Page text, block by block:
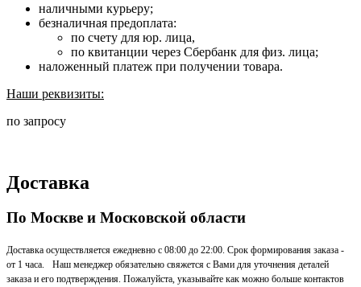
наличными курьеру;
безналичная предоплата:
по счету для юр. лица,
по квитанции через Сбербанк для физ. лица;
наложенный платеж при получении товара.
Наши реквизиты:
по запросу
Доставка
По Москве и Московской области
Доставка осуществляется ежедневно с 08:00 до 22:00. Срок формирования заказа -
от 1 часа. Наш менеджер обязательно свяжется с Вами для уточнения деталей
заказа и его подтверждения. Пожалуйста, указывайте как можно больше контактов